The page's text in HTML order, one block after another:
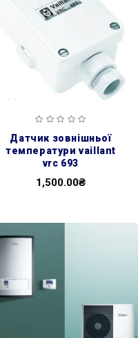
датчик зовнішньої
температури vaillant
vrc 693
1,500.00₴